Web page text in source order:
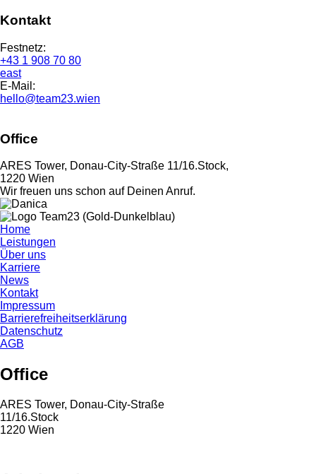
Kontakt
Festnetz:
+43 1 908 70 80
east
E-Mail:
hello@team23.wien
Office
ARES Tower, Donau-City-Straße 11/16.Stock,
1220 Wien
Wir freuen uns schon auf Deinen Anruf.
Home
Leistungen
Über uns
Karriere
News
Kontakt
Impressum
Barrierefreiheitserklärung
Datenschutz
AGB
Office
ARES Tower, Donau-City-Straße
11/16.Stock
1220 Wien